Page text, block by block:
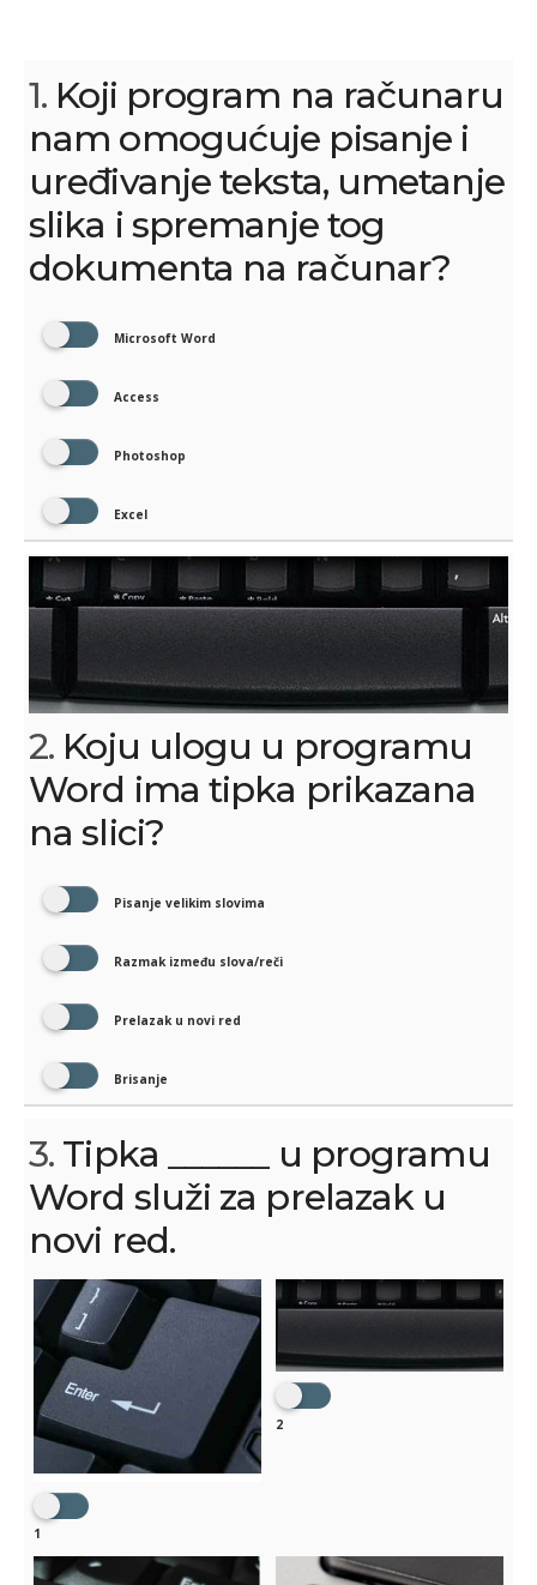
1. Koji program na računaru
nam omogućuje pisanje i
uređivanje teksta, umetanje
slika i spremanje tog
dokumenta na računar?
Microsoft Word
Access
Photoshop
Excel
2. Koju ulogu u programu
Word ima tipka prikazana
na slici?
Pisanje velikim slovima
Razmak između slova/reči
Prelazak u novi red
Brisanje
3. Tipka ______ u programu
Word služi za prelazak u
novi red.
1
2